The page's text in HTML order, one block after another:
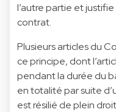
l’autre partie et
contrat.
Plusieurs articles du
ce principe, dont
pendant la durée du
en totalité par suite
est résilié de plein